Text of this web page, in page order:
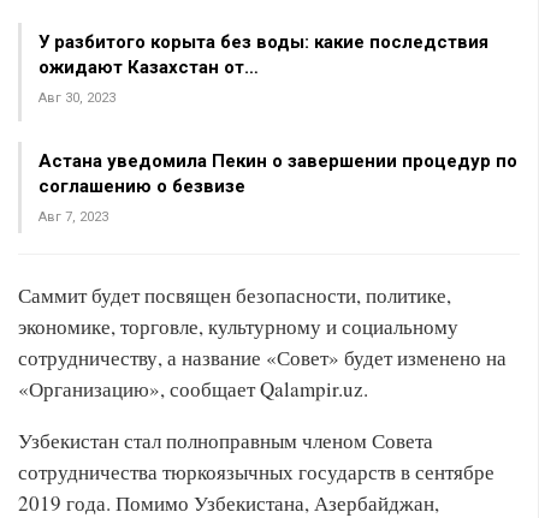
У разбитого корыта без воды: какие последствия
ожидают Казахстан от…
Авг 30, 2023
Астана уведомила Пекин о завершении процедур по
соглашению о безвизе
Авг 7, 2023
Саммит будет посвящен безопасности, политике,
экономике, торговле, культурному и социальному
сотрудничеству, а название «Совет» будет изменено на
«Организацию», сообщает Qalampir.uz.
Узбекистан стал полноправным членом Совета
сотрудничества тюркоязычных государств в сентябре
2019 года. Помимо Узбекистана, Азербайджан,